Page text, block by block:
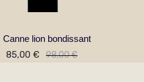
Canne lion bondissant
85,00 € 98,00 €